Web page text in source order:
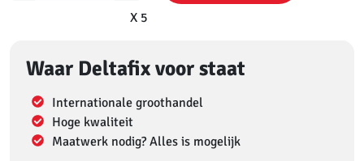
X 5
Waar Deltafix voor staat
Internationale groothandel
Hoge kwaliteit
Maatwerk nodig? Alles is mogelijk